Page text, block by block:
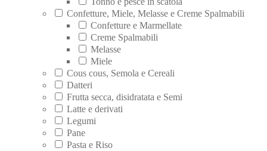
Confetture, Miele, Melasse e Creme Spalmabili
Confetture e Marmellate
Creme Spalmabili
Melasse
Miele
Cous cous, Semola e Cereali
Datteri
Frutta secca, disidratata e Semi
Latte e derivati
Legumi
Pane
Pasta e Riso